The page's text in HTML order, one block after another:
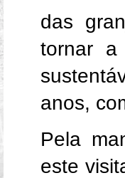
das
tornar a
anos,
Pela
este